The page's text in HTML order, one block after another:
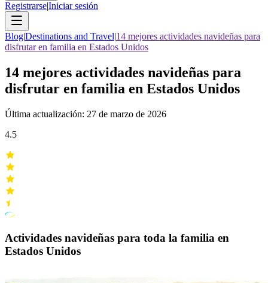
Registrarse|Iniciar sesión
Blog|Destinations and Travel|14 mejores actividades navideñas para
disfrutar en familia en Estados Unidos
14 mejores actividades navideñas para
disfrutar en familia en Estados Unidos
Última actualización: 27 de marzo de 2026
4.5
Actividades navideñas para toda la familia en
Estados Unidos